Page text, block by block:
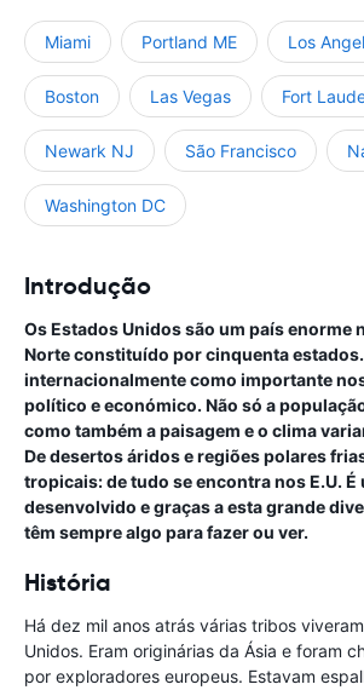
Miami Portland ME Los
Boston Las Vegas Fort
Newark NJ São Francisco
Washington DC
Introdução
Os Estados Unidos são um país enorme
Norte constituído por cinquenta
internacionalmente como importante
político e económico. Não só a
como também a paisagem e o clima
De desertos áridos e regiões polares
tropicais: de tudo se encontra nos E.U. É
desenvolvido e graças a esta grande
têm sempre algo para fazer ou ver.
História
Há dez mil anos atrás várias tribos
Unidos. Eram originárias da Ásia e foram
por exploradores europeus. Estavam